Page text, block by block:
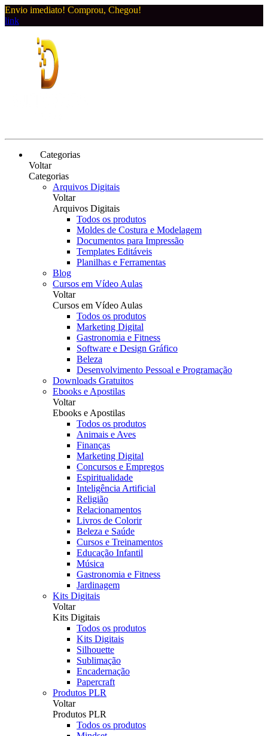
Envio imediato! Comprou, Chegou!
link
Categorias
Voltar
Categorias
Arquivos Digitais
Voltar
Arquivos Digitais
Todos os produtos
Moldes de Costura e Modelagem
Documentos para Impressão
Templates Editáveis
Planilhas e Ferramentas
Blog
Cursos em Vídeo Aulas
Voltar
Cursos em Vídeo Aulas
Todos os produtos
Marketing Digital
Gastronomia e Fitness
Software e Design Gráfico
Beleza
Desenvolvimento Pessoal e Programação
Downloads Gratuitos
Ebooks e Apostilas
Voltar
Ebooks e Apostilas
Todos os produtos
Animais e Aves
Finanças
Marketing Digital
Concursos e Empregos
Espiritualidade
Inteligência Artificial
Religião
Relacionamentos
Livros de Colorir
Beleza e Saúde
Cursos e Treinamentos
Educação Infantil
Música
Gastronomia e Fitness
Jardinagem
Kits Digitais
Voltar
Kits Digitais
Todos os produtos
Kits Digitais
Silhouette
Sublimação
Encadernação
Papercraft
Produtos PLR
Voltar
Produtos PLR
Todos os produtos